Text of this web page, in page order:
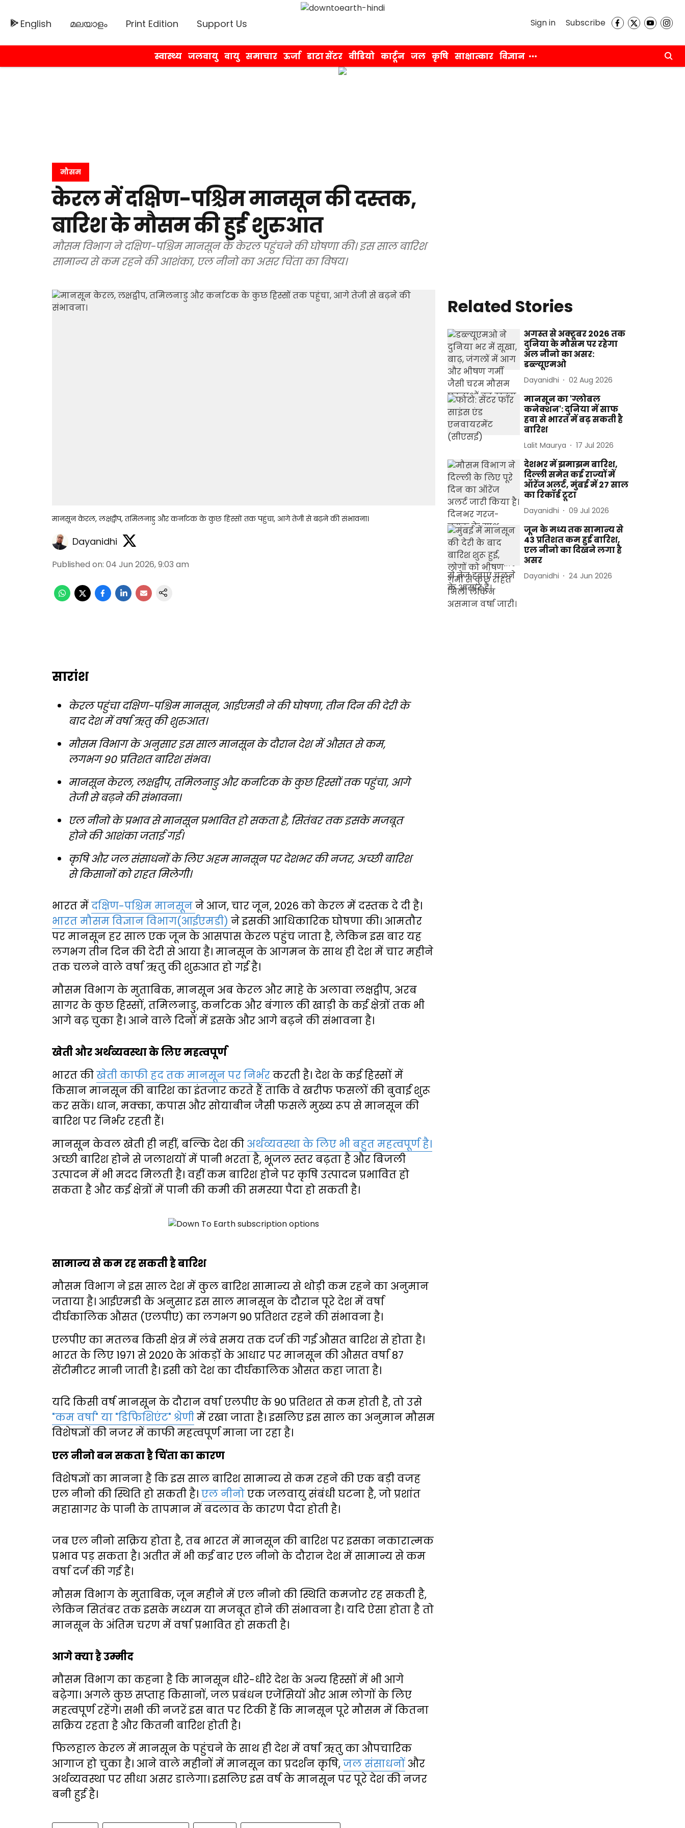
English മലയാളം Print Edition Support Us Sign in Subscribe
स्वास्थ्य जलवायु वायु समाचार ऊर्जा डाटा सेंटर वीडियो कार्टून जल कृषि साक्षात्कार विज्ञान
मौसम
केरल में दक्षिण-पश्चिम मानसून की दस्तक,
बारिश के मौसम की हुई शुरुआत
मौसम विभाग ने दक्षिण-पश्चिम मानसून के केरल पहुंचने की घोषणा की। इस साल बारिश
सामान्य से कम रहने की आशंका, एल नीनो का असर चिंता का विषय।
मानसून केरल, लक्षद्वीप, तमिलनाडु और कर्नाटक के कुछ हिस्सों तक पहुंचा, आगे तेजी से बढ़ने की संभावना।
Dayanidhi
Published on: 04 Jun 2026, 9:03 am
सारांश
केरल पहुंचा दक्षिण-पश्चिम मानसून, आईएमडी ने की घोषणा, तीन दिन की देरी के
बाद देश में वर्षा ऋतु की शुरुआत।
मौसम विभाग के अनुसार इस साल मानसून के दौरान देश में औसत से कम,
लगभग 90 प्रतिशत बारिश संभव।
मानसून केरल, लक्षद्वीप, तमिलनाडु और कर्नाटक के कुछ हिस्सों तक पहुंचा, आगे
तेजी से बढ़ने की संभावना।
एल नीनो के प्रभाव से मानसून प्रभावित हो सकता है, सितंबर तक इसके मजबूत
होने की आशंका जताई गई।
कृषि और जल संसाधनों के लिए अहम मानसून पर देशभर की नजर, अच्छी बारिश
से किसानों को राहत मिलेगी।
भारत मेंदक्षिण-पश्चिम मानसूनने आज, चार जून, 2026 को केरल में दस्तक दे दी है।
भारत मौसम विज्ञान विभाग(आईएमडी) ने इसकी आधिकारिक घोषणा की। आमतौर
पर मानसून हर साल एक जून के आसपास केरल पहुंच जाता है, लेकिन इस बार यह
लगभग तीन दिन की देरी से आया है। मानसून के आगमन के साथ ही देश में चार महीने
तक चलने वाले वर्षा ऋतु की शुरुआत हो गई है।
मौसम विभाग के मुताबिक, मानसून अब केरल और माहे के अलावा लक्षद्वीप, अरब
सागर के कुछ हिस्सों, तमिलनाडु, कर्नाटक और बंगाल की खाड़ी के कई क्षेत्रों तक भी
आगे बढ़ चुका है। आने वाले दिनों में इसके और आगे बढ़ने की संभावना है।
खेती और अर्थव्यवस्था के लिए महत्वपूर्ण
भारत कीखेती काफी हद तक मानसून पर निर्भरकरती है। देश के कई हिस्सों में
किसान मानसून की बारिश का इंतजार करते हैं ताकि वे खरीफ फसलों की बुवाई शुरू
कर सकें। धान, मक्का, कपास और सोयाबीन जैसी फसलें मुख्य रूप से मानसून की
बारिश पर निर्भर रहती हैं।
मानसून केवल खेती ही नहीं, बल्कि देश की अर्थव्यवस्था के लिए भी बहुत महत्वपूर्ण है।
अच्छी बारिश होने से जलाशयों में पानी भरता है, भूजल स्तर बढ़ता है और बिजली
उत्पादन में भी मदद मिलती है। वहीं कम बारिश होने पर कृषि उत्पादन प्रभावित हो
सकता है और कई क्षेत्रों में पानी की कमी की समस्या पैदा हो सकती है।
सामान्य से कम रह सकती है बारिश
मौसम विभाग ने इस साल देश में कुल बारिश सामान्य से थोड़ी कम रहने का अनुमान
जताया है। आईएमडी के अनुसार इस साल मानसून के दौरान पूरे देश में वर्षा
दीर्घकालिक औसत (एलपीए) का लगभग 90 प्रतिशत रहने की संभावना है।
एलपीए का मतलब किसी क्षेत्र में लंबे समय तक दर्ज की गई औसत बारिश से होता है।
भारत के लिए 1971 से 2020 के आंकड़ों के आधार पर मानसून की औसत वर्षा 87
सेंटीमीटर मानी जाती है। इसी को देश का दीर्घकालिक औसत कहा जाता है।
यदि किसी वर्ष मानसून के दौरान वर्षा एलपीए के 90 प्रतिशत से कम होती है, तो उसे
"कम वर्षा" या "डिफिशिएंट" श्रेणीमें रखा जाता है। इसलिए इस साल का अनुमान मौसम
विशेषज्ञों की नजर में काफी महत्वपूर्ण माना जा रहा है।
एल नीनो बन सकता है चिंता का कारण
विशेषज्ञों का मानना है कि इस साल बारिश सामान्य से कम रहने की एक बड़ी वजह
एल नीनो की स्थिति हो सकती है। एल नीनोएक जलवायु संबंधी घटना है, जो प्रशांत
महासागर के पानी के तापमान में बदलाव के कारण पैदा होती है।
जब एल नीनो सक्रिय होता है, तब भारत में मानसून की बारिश पर इसका नकारात्मक
प्रभाव पड़ सकता है। अतीत में भी कई बार एल नीनो के दौरान देश में सामान्य से कम
वर्षा दर्ज की गई है।
मौसम विभाग के मुताबिक, जून महीने में एल नीनो की स्थिति कमजोर रह सकती है,
लेकिन सितंबर तक इसके मध्यम या मजबूत होने की संभावना है। यदि ऐसा होता है तो
मानसून के अंतिम चरण में वर्षा प्रभावित हो सकती है।
आगे क्या है उम्मीद
मौसम विभाग का कहना है कि मानसून धीरे-धीरे देश के अन्य हिस्सों में भी आगे
बढ़ेगा। अगले कुछ सप्ताह किसानों, जल प्रबंधन एजेंसियों और आम लोगों के लिए
महत्वपूर्ण रहेंगे। सभी की नजरें इस बात पर टिकी हैं कि मानसून पूरे मौसम में कितना
सक्रिय रहता है और कितनी बारिश होती है।
फिलहाल केरल में मानसून के पहुंचने के साथ ही देश में वर्षा ऋतु का औपचारिक
आगाज हो चुका है। आने वाले महीनों में मानसून का प्रदर्शन कृषि,जल संसाधनों और
अर्थव्यवस्था पर सीधा असर डालेगा। इसलिए इस वर्ष के मानसून पर पूरे देश की नजर
बनी हुई है।
Related Stories
अगस्त से अक्टूबर 2026 तक
दुनिया के मौसम पर रहेगा
अल नीनो का असर:
डब्ल्यूएमओ
Dayanidhi 02 Aug 2026
मानसून का 'ग्लोबल
कनेक्शन': दुनिया में साफ
हवा से भारत में बढ़ सकती है
बारिश
Lalit Maurya 17 Jul 2026
देशभर में झमाझम बारिश,
दिल्ली समेत कई राज्यों में
ऑरेंज अलर्ट, मुंबई में 27 साल
का रिकॉर्ड टूटा
Dayanidhi 09 Jul 2026
जून के मध्य तक सामान्य से
43 प्रतिशत कम हुई बारिश,
एल नीनो का दिखने लगा है
असर
Dayanidhi 24 Jun 2026